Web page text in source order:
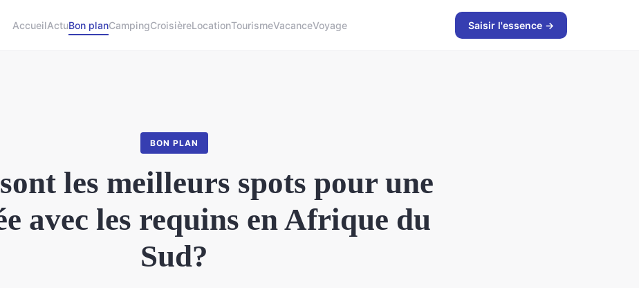
AccueilActuBon planCampingCroisièreLocationTourismeVacanceVoyage Saisir l'essence →
BON PLAN
les meilleurs spots pour une
avec les requins en Afrique du
Sud?